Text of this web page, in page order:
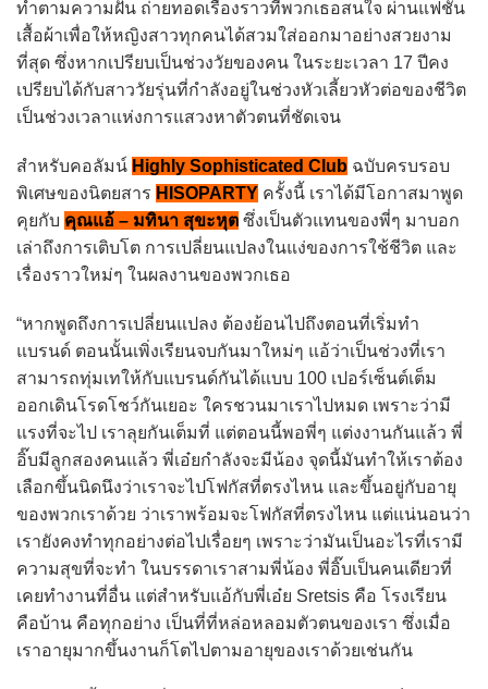
ทำตามความฝัน ถ่ายทอดเรื่องราวที่พวกเธอสนใจ ผ่านแฟชั่น
เสื้อผ้าเพื่อให้หญิงสาวทุกคนได้สวมใส่ออกมาอย่างสวยงาม
ที่สุด ซึ่งหากเปรียบเป็นช่วงวัยของคน ในระยะเวลา 17 ปีคง
เปรียบได้กับสาววัยรุ่นที่กำลังอยู่ในช่วงหัวเลี้ยวหัวต่อของชีวิต
เป็นช่วงเวลาแห่งการแสวงหาตัวตนที่ชัดเจน
สำหรับคอลัมน์ Highly Sophisticated Club ฉบับครบรอบ
พิเศษของนิตยสาร HISOPARTY ครั้งนี้ เราได้มีโอกาสมาพูด
คุยกับ คุณแอ้ – มทินา สุขะหุต ซึ่งเป็นตัวแทนของพี่ๆ มาบอก
เล่าถึงการเติบโต การเปลี่ยนแปลงในแง่ของการใช้ชีวิต และ
เรื่องราวใหม่ๆ ในผลงานของพวกเธอ
“หากพูดถึงการเปลี่ยนแปลง ต้องย้อนไปถึงตอนที่เริ่มทำ
แบรนด์ ตอนนั้นเพิ่งเรียนจบกันมาใหม่ๆ แอ้ว่าเป็นช่วงที่เรา
สามารถทุ่มเทให้กับแบรนด์กันได้แบบ 100 เปอร์เซ็นต์เต็ม
ออกเดินโรดโชว์กันเยอะ ใครชวนมาเราไปหมด เพราะว่ามี
แรงที่จะไป เราลุยกันเต็มที่ แต่ตอนนี้พอพี่ๆ แต่งงานกันแล้ว พี่
อิ๊บมีลูกสองคนแล้ว พี่เอ๋ยกำลังจะมีน้อง จุดนี้มันทำให้เราต้อง
เลือกขึ้นนิดนึงว่าเราจะไปโฟกัสที่ตรงไหน และขึ้นอยู่กับอายุ
ของพวกเราด้วย ว่าเราพร้อมจะโฟกัสที่ตรงไหน แต่แน่นอนว่า
เรายังคงทำทุกอย่างต่อไปเรื่อยๆ เพราะว่ามันเป็นอะไรที่เรามี
ความสุขที่จะทำ ในบรรดาเราสามพี่น้อง พี่อิ๊บเป็นคนเดียวที่
เคยทำงานที่อื่น แต่สำหรับแอ้กับพี่เอ๋ย Sretsis คือ โรงเรียน
คือบ้าน คือทุกอย่าง เป็นที่ที่หล่อหลอมตัวตนของเรา ซึ่งเมื่อ
เราอายุมากขึ้นงานก็โตไปตามอายุของเราด้วยเช่นกัน